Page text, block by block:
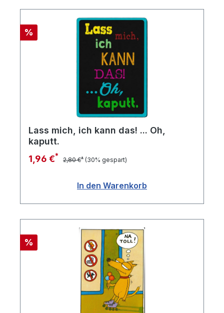
Rabatt
%
Lass mich, ich kann das! ... Oh,
kaputt.
1,96 €* 2,80 €* (30% gespart)
In den Warenkorb
Rabatt
%